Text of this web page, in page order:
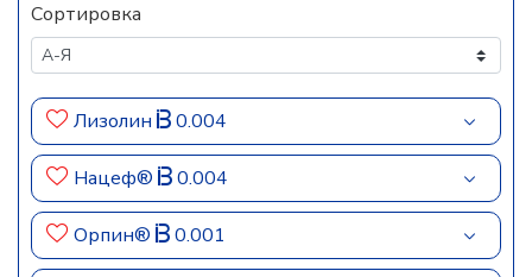
Сортировка
Лизолин 0.004
Нацеф® 0.004
Орпин® 0.001